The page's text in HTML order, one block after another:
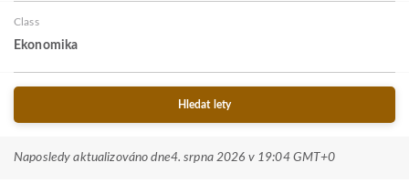
Class
Ekonomika
Hledat lety
Naposledy aktualizováno dne4. srpna 2026 v 19:04 GMT+0